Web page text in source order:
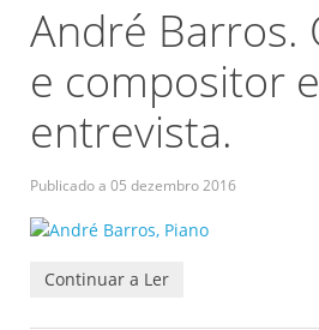
André Barros.
e compositor
entrevista.
Publicado a 05 dezembro 2016
Continuar a Ler